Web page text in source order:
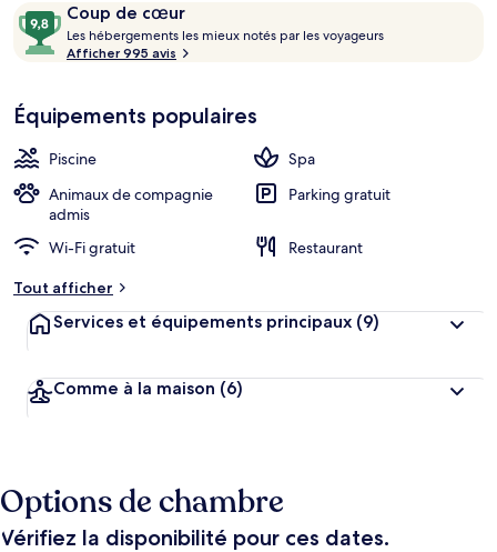
de
188 €.
Avis
voyageurs
Coup de cœur
9,8
sur
10,
cœur
Les hébergements les mieux notés par les voyageurs
r
t
l
Afficher 995 avis
Équipements populaires
Piscine
Spa
Animaux de compagnie
admis
Parking gratuit
Wi-Fi gratuit
Restaurant
Tout afficher
Services et équipements principaux (9)
Comme à la maison (6)
Options de chambre
Vérifiez la disponibilité pour ces dates.